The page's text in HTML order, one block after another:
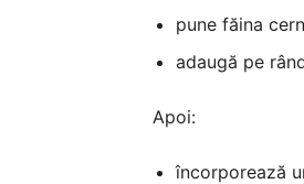
pune făina
adaugă pe
Apoi:
încorporează